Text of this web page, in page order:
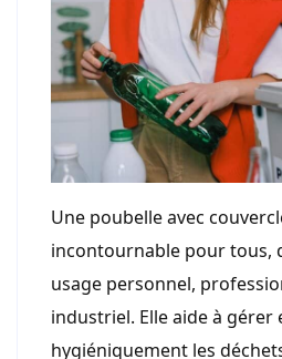
Une poubelle avec
incontournable pour tous,
usage personnel,
industriel. Elle aide à gérer
hygiéniquement les